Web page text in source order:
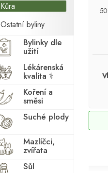
Kůra
Ostatní byliny
Bylinky dle
užití
Lékárenská
kvalita ⚕
Koření a
směsi
Suché plody
Mazlíčci,
zvířata
Sůl